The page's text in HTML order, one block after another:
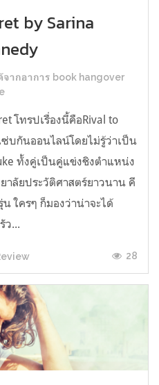
by Sarina
ากอาการ book hangover
โทรปเรื่องนี้คือRival to
บกันออนไลน์โดยไม่รู้ว่าเป็น
ทั้งคู่เป็นคู่แข่งชิงตำแหน่ง
ลัยประวัติศาสตร์ยาวนาน คี
ใครๆ ก็มองว่าน่าจะได้
ว...
28